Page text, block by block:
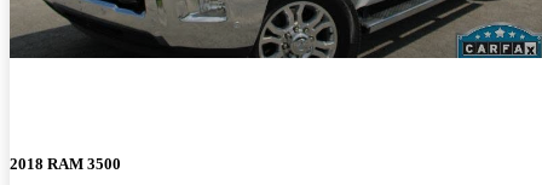
2018 RAM 3500